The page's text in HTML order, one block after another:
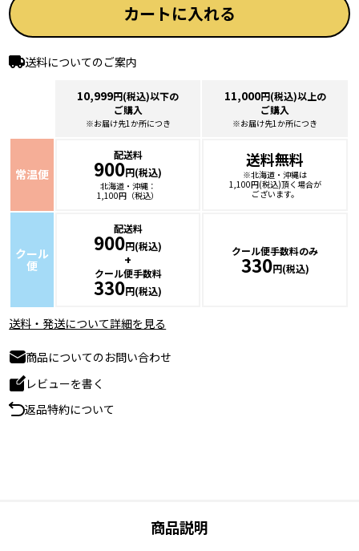
カートに入れる
送料についてのご案内
10,999円(税込)以下の
ご購入
※お届け先1か所につき
11,000円(税込)以上の
ご購入
※お届け先1か所につき
常温便
配送料
900円(税込)
北海道・沖縄：
1,100円（税込）
送料無料
※北海道・沖縄は
1,100円(税込)頂く場合が
ございます。
クール
便
配送料
900円(税込)
+
クール便手数料
330円(税込)
クール便手数料のみ
330円(税込)
送料・発送について詳細を見る
商品についてのお問い合わせ
レビューを書く
返品特約について
商品説明